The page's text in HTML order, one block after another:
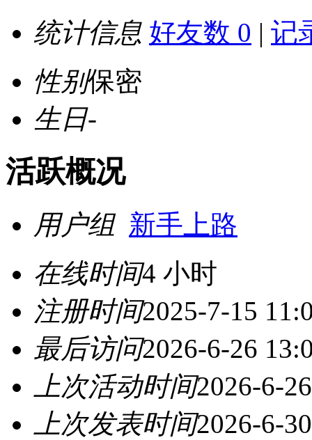
统计信息 好友数 0 | 记
性别保密
生日-
活跃概况
用户组 新手上路
在线时间4 小时
注册时间2025-7-15
最后访问2026-6-26
上次活动时间2026-6-
上次发表时间2026-6-